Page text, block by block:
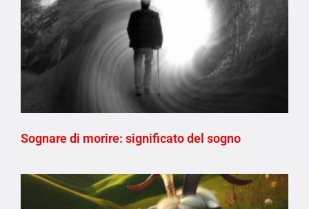
Sognare di morire: significato del sogno